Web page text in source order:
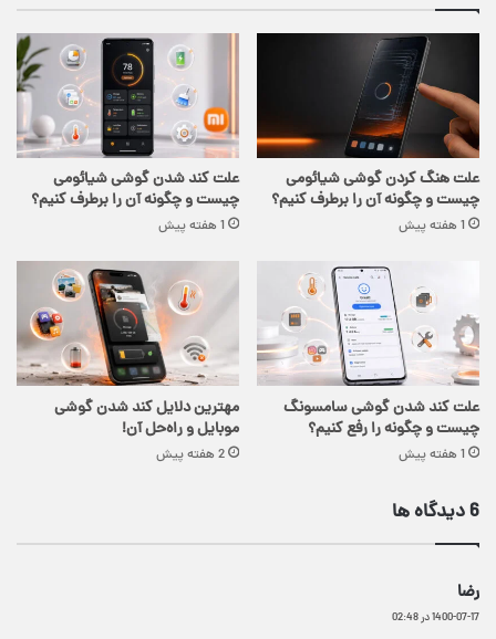
علت هنگ کردن گوشی شیائومی
چیست و چگونه آن را برطرف کنیم؟
1 هفته پیش
علت کند شدن گوشی شیائومی
چیست و چگونه آن را برطرف کنیم؟
1 هفته پیش
علت کند شدن گوشی سامسونگ
چیست و چگونه را رفع کنیم؟
1 هفته پیش
مهترین دلایل کند شدن گوشی
موبایل و راه‌حل آن!
2 هفته پیش
‫6 دیدگاه ها
رضا
1400-07-17 در 02:48